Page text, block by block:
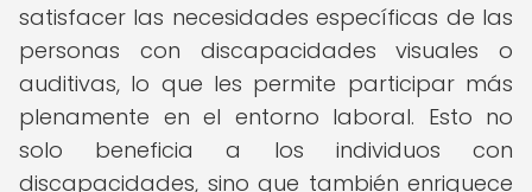
satisfacer las necesidades específicas de las
personas con discapacidades visuales o
auditivas, lo que les permite participar más
plenamente en el entorno laboral. Esto no
solo beneficia a los individuos con
discapacidades, sino que también enriquece